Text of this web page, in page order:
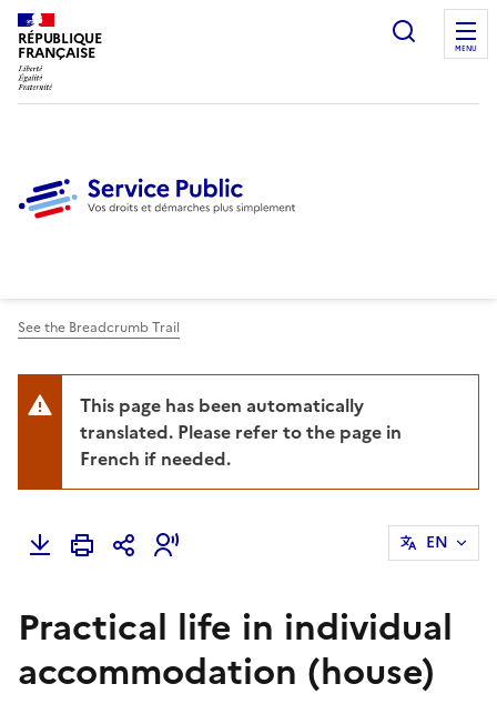
RÉPUBLIQUE
FRANÇAISE
Ouvrir
MENU
See the Breadcrumb Trail
This page has been automatically
translated. Please refer to the page in
French if needed.
EN
Practical life in individual
accommodation (house)